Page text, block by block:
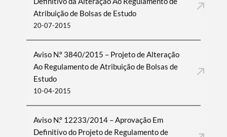
Atribuição de Bolsas de Estudo
20-07-2015
Aviso N.º 3840/2015 – Projeto de Alteração
Ao Regulamento de Atribuição de Bolsas de
Estudo
10-04-2015
Aviso N.º 12233/2014 – Aprovação Em
Definitivo do Projeto de Regulamento de